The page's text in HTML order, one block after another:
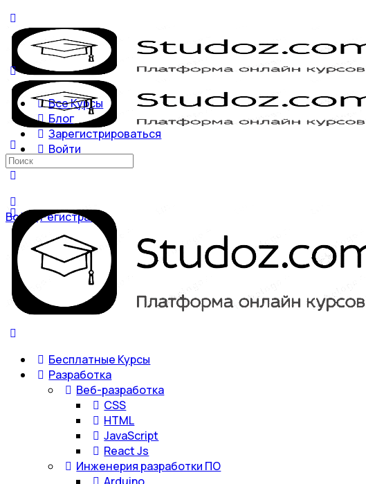
Все Курсы
Блог
Зарегистрироваться
Войти
Войти Регистрация
Искать:
Бесплатные Курсы
Разработка
Веб-разработка
CSS
HTML
JavaScript
React Js
Инженерия разработки ПО